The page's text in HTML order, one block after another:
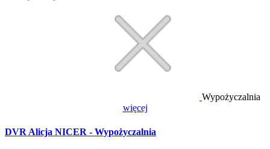
Wypożyczalnia
więcej
DVR Alicja NICER - Wypożyczalnia